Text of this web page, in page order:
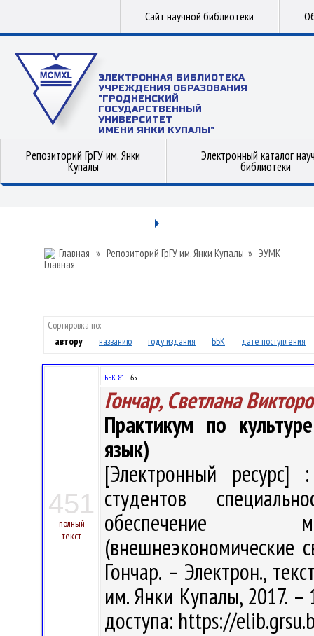
Сайт научной библиотеки
ЭЛЕКТРОННАЯ БИБЛИОТЕКА
УЧРЕЖДЕНИЯ ОБРАЗОВАНИЯ
"ГРОДНЕНСКИЙ
ГОСУДАРСТВЕННЫЙ
УНИВЕРСИТЕТ
ИМЕНИ ЯНКИ КУПАЛЫ"
Репозиторий ГрГУ им. Янки
Купалы
Электронный каталог
библиотеки
Главная » Репозиторий ГрГУ им. Янки Купалы » ЭУМК
Сортировка по:
автору
названию году издания ББК дате поступления
451
полный
текст
ББК 81.Г65
Гончар, Светлана
Практикум по
язык)
[Электронный ресурс]
студентов
обеспечение
(внешнеэкономические
Гончар. – Электрон.,
им. Янки Купалы, 2017. –
доступа: https://